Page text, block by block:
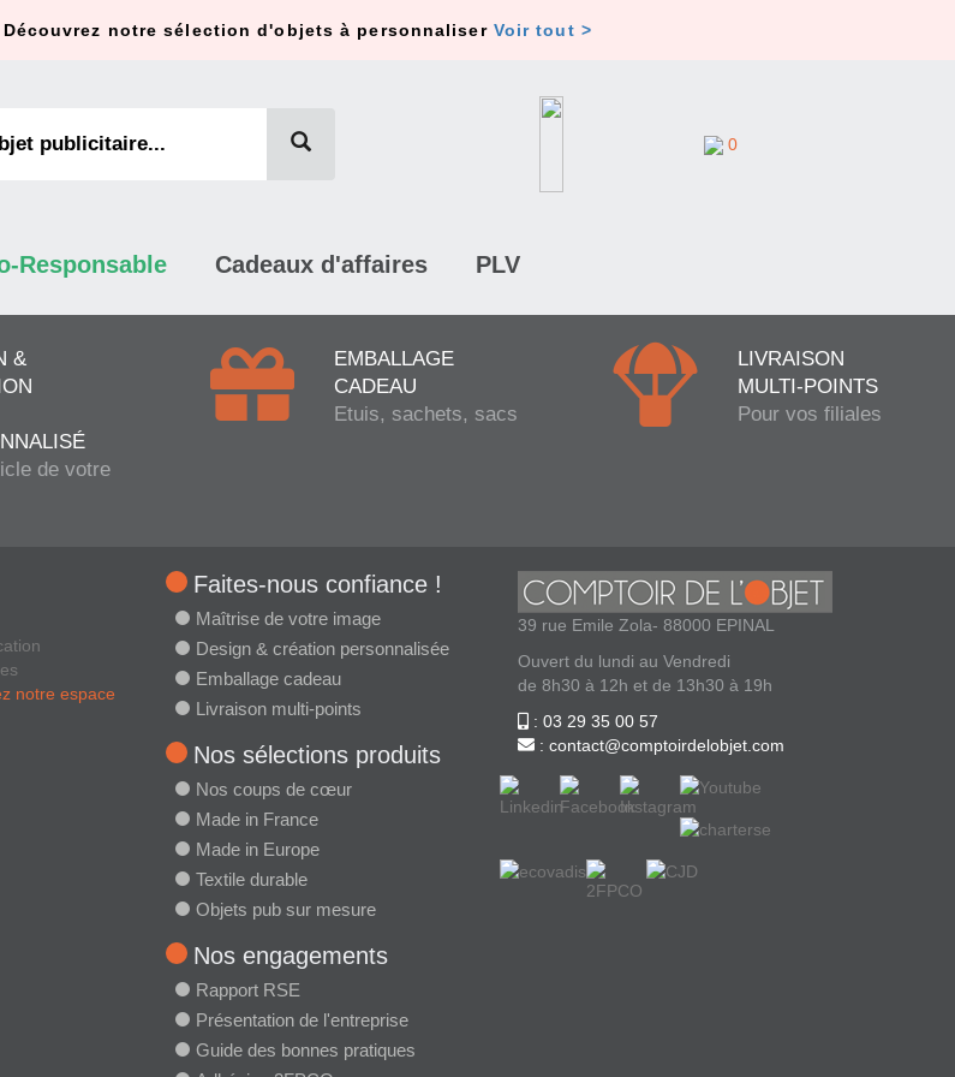
Découvrez notre sélection d'objets à personnaliser Voir tout >
0
Responsable Cadeaux d'affaires PLV
&
de votre
EMBALLAGE
CADEAU
Etuis, sachets, sacs
LIVRAISON
MULTI-POINTS
Pour vos filiales
notre espace
Faites-nous confiance !
Maîtrise de votre image
Design & création personnalisée
Emballage cadeau
Livraison multi-points
Nos sélections produits
Nos coups de cœur
Made in France
Made in Europe
Textile durable
Objets pub sur mesure
Nos engagements
Rapport RSE
Présentation de l'entreprise
Guide des bonnes pratiques
39 rue Emile Zola- 88000 EPINAL
Ouvert du lundi au Vendredi
de 8h30 à 12h et de 13h30 à 19h
: 03 29 35 00 57
: contact@comptoirdelobjet.com